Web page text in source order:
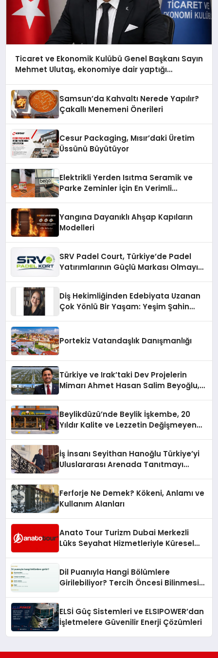
Ticaret ve Ekonomik Kulübü Genel Başkanı Sayın
Mehmet Ulutaş, ekonomiye dair yaptığı
Samsun’da Kahvaltı Nerede Yapılır?
Çakallı Menemeni Önerileri
Cesur Packaging, Mısır’daki Üretim
Üssünü Büyütüyor
Elektrikli Yerden Isıtma Seramik ve
Parke Zeminler İçin En Verimli
Yangına Dayanıklı Ahşap Kapıların
Modelleri
SRV Padel Court, Türkiye’de Padel
Yatırımlarının Güçlü Markası Olmayı
Diş Hekimliğinden Edebiyata Uzanan
Çok Yönlü Bir Yaşam: Yeşim Şahin
Portekiz Vatandaşlık Danışmanlığı
Türkiye ve Irak’taki Dev Projelerin
Mimarı Ahmet Hasan Salim Beyoğlu,
Hayata Geçirecek
Beylikdüzü’nde Beylik İşkembe, 20
Yıldır Kalite ve Lezzetin Değişmeyen
İş İnsanı Seyithan Hanoğlu Türkiye’yi
Uluslararası Arenada Tanıtmayı
Ferforje Ne Demek? Kökeni, Anlamı ve
Kullanım Alanları
Anato Tour Turizm Dubai Merkezli
Lüks Seyahat Hizmetleriyle Küresel
Dil Puanıyla Hangi Bölümlere
Girilebiliyor? Tercih Öncesi Bilinmesi
ELSİ Güç Sistemleri ve ELSIPOWER’dan
İşletmelere Güvenilir Enerji Çözümleri